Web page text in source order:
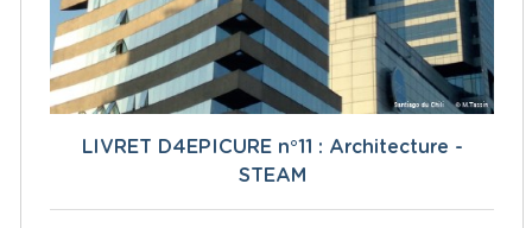
LIVRET D4EPICURE n°11 : Architecture -
STEAM